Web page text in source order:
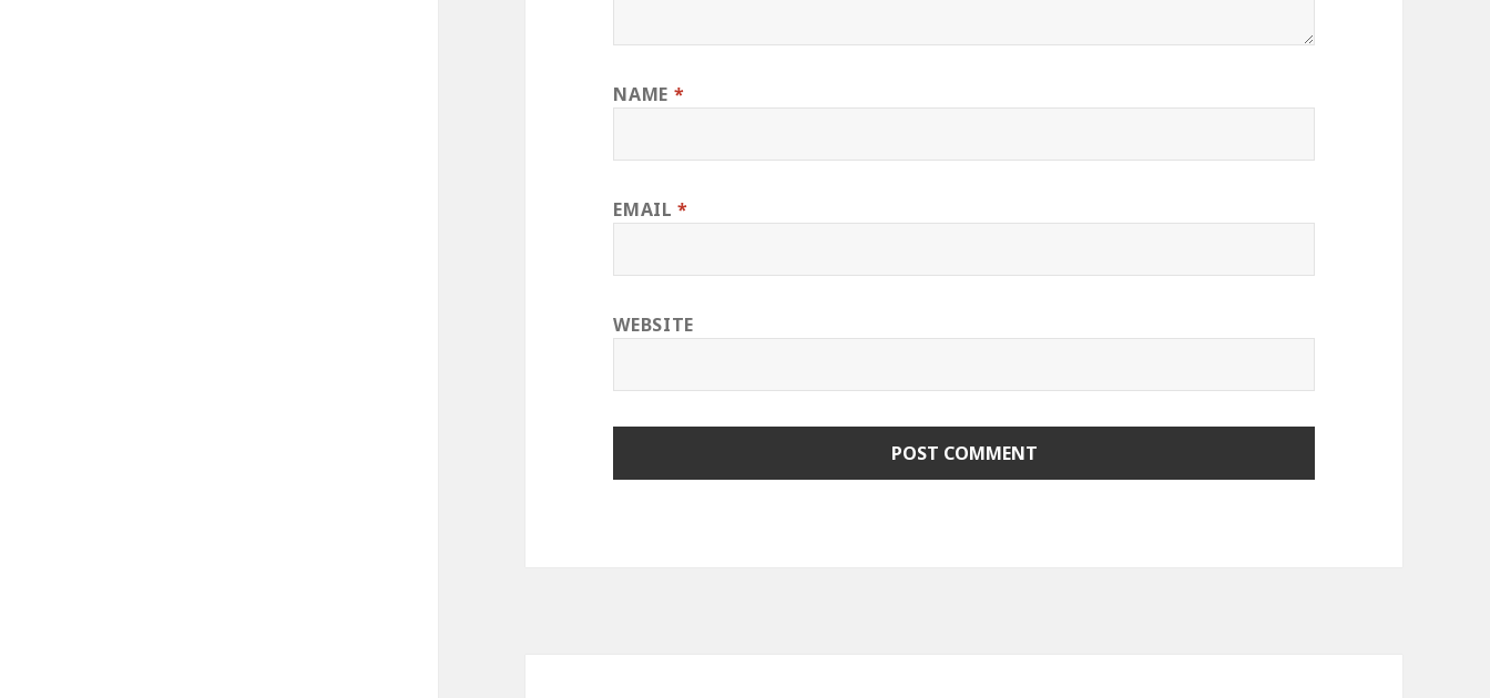
NAME *
EMAIL*
WEBSITE